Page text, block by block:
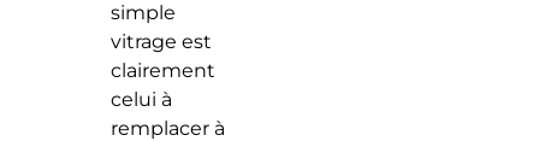
simple
vitrage est
clairement
celui à
remplacer à